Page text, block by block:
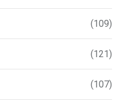
(109)
(121)
(107)